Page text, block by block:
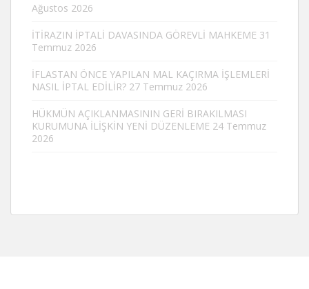
Ağustos 2026
İTİRAZIN İPTALİ DAVASINDA GÖREVLİ MAHKEME 31
Temmuz 2026
İFLASTAN ÖNCE YAPILAN MAL KAÇIRMA İŞLEMLERİ
NASIL İPTAL EDİLİR? 27 Temmuz 2026
HÜKMÜN AÇIKLANMASININ GERİ BIRAKILMASI
KURUMUNA İLİŞKİN YENİ DÜZENLEME 24 Temmuz
2026